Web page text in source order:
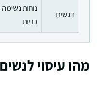
דגשים
נוחות נשימה
כריות
מהו עיסוי